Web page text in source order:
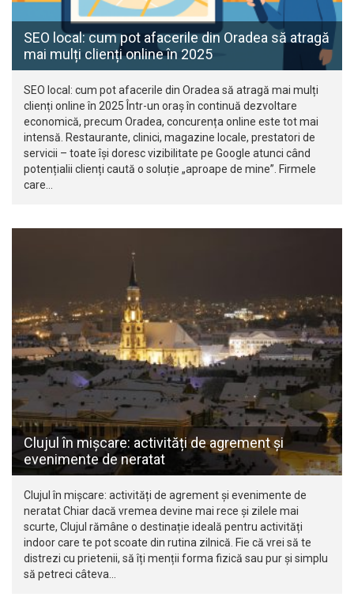
SEO local: cum pot afacerile din Oradea să atragă
mai mulți clienți online în 2025
SEO local: cum pot afacerile din Oradea să atragă mai mulți
clienți online în 2025 Într-un oraș în continuă dezvoltare
economică, precum Oradea, concurența online este tot mai
intensă. Restaurante, clinici, magazine locale, prestatori de
servicii – toate își doresc vizibilitate pe Google atunci când
potențialii clienți caută o soluție „aproape de mine”. Firmele
care…
Clujul în mișcare: activități de agrement și
evenimente de neratat
Clujul în mișcare: activități de agrement și evenimente de
neratat Chiar dacă vremea devine mai rece și zilele mai
scurte, Clujul rămâne o destinație ideală pentru activități
indoor care te pot scoate din rutina zilnică. Fie că vrei să te
distrezi cu prietenii, să îți menții forma fizică sau pur și simplu
să petreci câteva…